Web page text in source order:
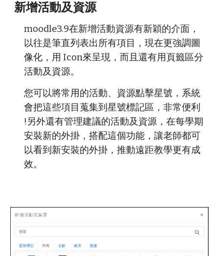
新增活動及資源
moodle3.9在新增活動資源有新穎的介面，
以往是筆直列表出所有項目，現在更強調圖
像化，用 Icon來呈現，而且還有用頁籤區分
活動及資源。
您可以將常用的活動、資源點擊星號，系統
會把這些項目蒐集到星號標記區，非常便利
!另外還有管理建議的活動及資源，在每學期
安裝新的外掛，搭配這個功能，讓老師都可
以看到新安裝的外掛，推動遠距教學更有成
效。